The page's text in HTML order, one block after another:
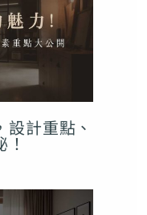
計重點、
！